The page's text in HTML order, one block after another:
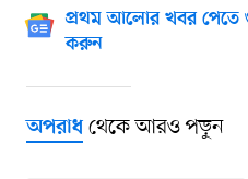
প্রথম আলোর খবর পেতে
করুন
অপরাধথেকে আরও পড়ুন